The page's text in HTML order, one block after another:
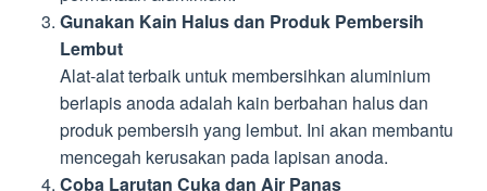
Gunakan Kain Halus dan Produk Pembersih
Lembut
Alat-alat terbaik untuk membersihkan aluminium
berlapis anoda adalah kain berbahan halus dan
produk pembersih yang lembut. Ini akan membantu
mencegah kerusakan pada lapisan anoda.
Coba Larutan Cuka dan Air Panas